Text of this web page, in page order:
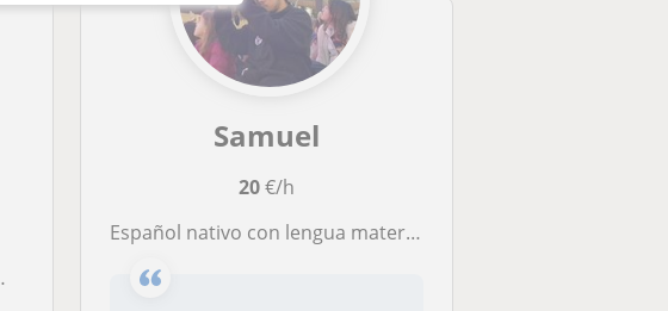
Samuel
20€/h
Español nativo con lengua materna en castellano para enseñar a extranjeros o recien llegados a españa